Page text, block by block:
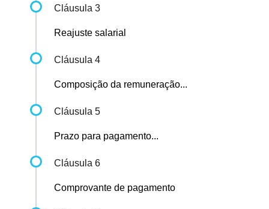
Cláusula 3
Reajuste salarial
Cláusula 4
Composição da remuneração...
Cláusula 5
Prazo para pagamento...
Cláusula 6
Comprovante de pagamento